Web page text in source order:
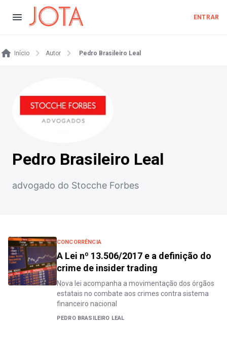
ENTRAR
Início Autor Pedro Brasileiro Leal
Pedro Brasileiro Leal
advogado do Stocche Forbes
CONCORRÊNCIA
A Lei nº 13.506/2017 e a definição do
crime de insider trading
Nova lei acompanha a movimentação dos órgãos
estatais no combate aos crimes contra sistema
financeiro nacional
PEDRO BRASILEIRO LEAL